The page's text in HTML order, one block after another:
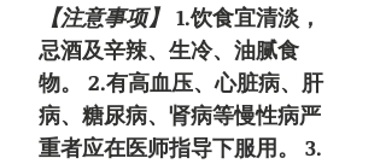
【注意事项】 1.饮食宜清淡，
忌酒及辛辣、生冷、油腻食
物。 2.有高血压、心脏病、肝
病、糖尿病、肾病等慢性病严
重者应在医师指导下服用。 3.